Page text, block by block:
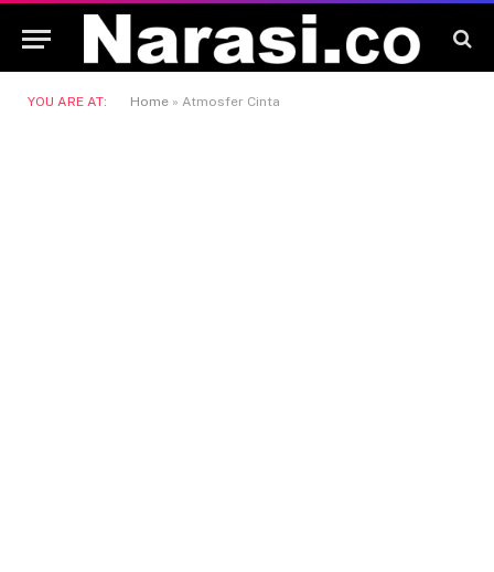
YOU ARE AT: Home » Atmosfer Cinta